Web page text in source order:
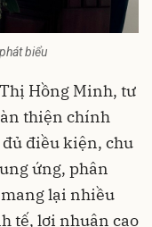
biểu
Hồng Minh, tư
thiện chính
đủ điều kiện, chu
ứng, phân
lại nhiều
tế, lợi nhuận cao